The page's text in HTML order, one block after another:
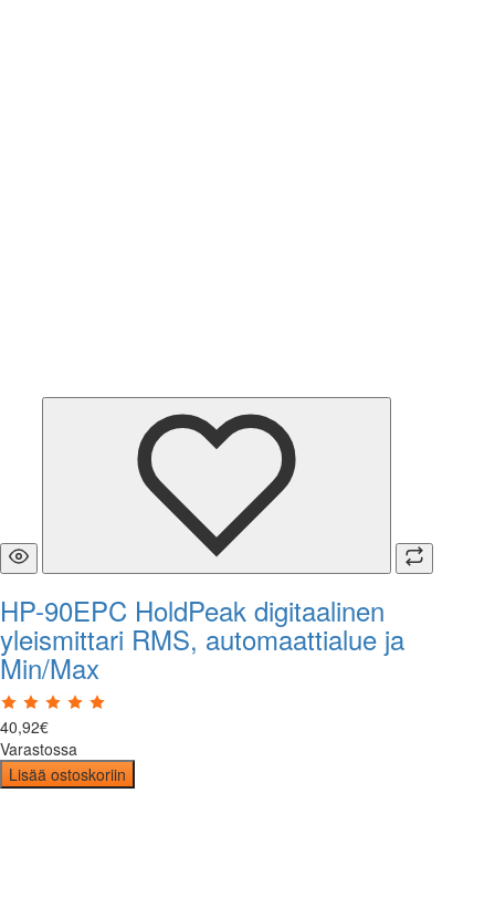
HP-90EPC HoldPeak digitaalinen
yleismittari RMS, automaattialue ja
Min/Max
40,92€
Varastossa
Lisää ostoskoriin